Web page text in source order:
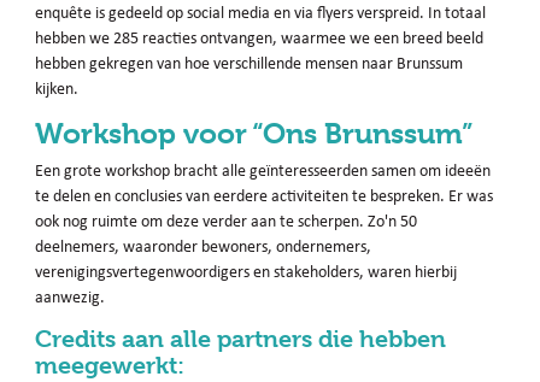
enquête is gedeeld op social media en via flyers verspreid. In totaal
hebben we 285 reacties ontvangen, waarmee we een breed beeld
hebben gekregen van hoe verschillende mensen naar Brunssum
kijken.
Workshop voor “Ons Brunssum”
Een grote workshop bracht alle geïnteresseerden samen om ideeën
te delen en conclusies van eerdere activiteiten te bespreken. Er was
ook nog ruimte om deze verder aan te scherpen. Zo'n 50
deelnemers, waaronder bewoners, ondernemers,
verenigingsvertegenwoordigers en stakeholders, waren hierbij
aanwezig.
Credits aan alle partners die hebben
meegewerkt: